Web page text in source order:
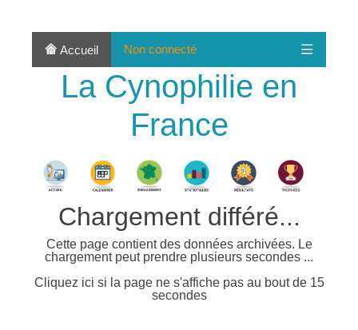
Accueil Non connecté
La Cynophilie en
France
Chargement différé...
Cette page contient des données archivées. Le
chargement peut prendre plusieurs secondes ...
Cliquez ici si la page ne s'affiche pas au bout de 15
secondes